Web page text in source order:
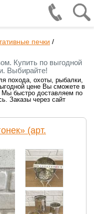
печки /
Купить по выгодной
Выбирайте!
похода, охоты, рыбалки,
цене Вы сможете в
Мы быстро доставляем по
Заказы через сайт
(арт.